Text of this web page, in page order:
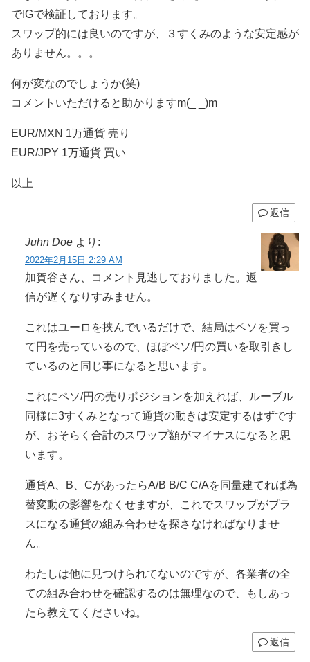
でIGで検証しております。
スワップ的には良いのですが、３すくみのような安定感が
ありません。。。
何が変なのでしょうか(笑)
コメントいただけると助かりますm(_ _)m
EUR/MXN 1万通貨 売り
EUR/JPY 1万通貨 買い
以上
返信
Juhn Doe より:
2022年2月15日 2:29 AM
加賀谷さん、コメント見逃しておりました。返
信が遅くなりすみません。
これはユーロを挟んでいるだけで、結局はペソを買っ
て円を売っているので、ほぼペソ/円の買いを取引きし
ているのと同じ事になると思います。
これにペソ/円の売りポジションを加えれば、ルーブル
同様に3すくみとなって通貨の動きは安定するはずです
が、おそらく合計のスワップ額がマイナスになると思
います。
通貨A、B、CがあったらA/B B/C C/Aを同量建てれば為
替変動の影響をなくせますが、これでスワップがプラ
スになる通貨の組み合わせを探さなければなりませ
ん。
わたしは他に見つけられてないのですが、各業者の全
ての組み合わせを確認するのは無理なので、もしあっ
たら教えてくださいね。
返信